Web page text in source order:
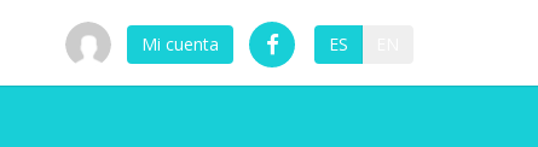
Mi cuenta ES